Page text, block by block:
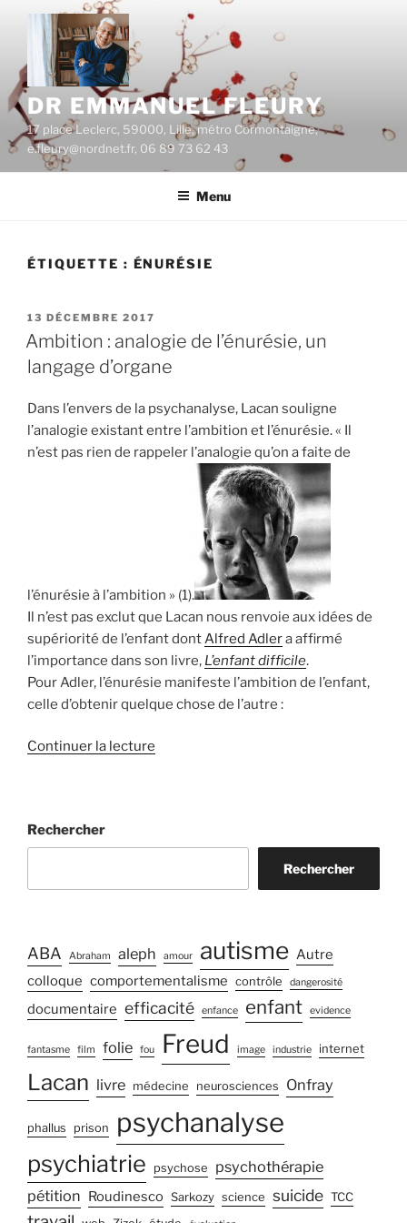
Aller
contenu
principal
DR EMMANUEL FLEURY
17 place Leclerc, 59000, Lille, métro Cormontaigne,
e.fleury@nordnet.fr, 06 89 73 62 43
Menu
ÉTIQUETTE : ÉNURÉSIE
PUBLIÉ
LE
13 DÉCEMBRE 2017
Ambition : analogie de l’énurésie, un
langage d’organe
Dans l’envers de la psychanalyse, Lacan souligne
l’analogie existant entre l’ambition et l’énurésie. « Il
n’est pas rien de rappeler l’analogie qu’on a faite de
l’énurésie à l’ambition » (1).
Il n’est pas exclut que Lacan nous renvoie aux idées de
supériorité de l’enfant dontAlfred Adlera affirmé
l’importance dans son livre, L’enfant difficile.
Pour Adler, l’énurésie manifeste l’ambition de l’enfant,
celle d’obtenir quelque chose de l’autre :
Continuer la lecture
Rechercher
Rechercher
ABA Abraham aleph amour autisme Autre
colloque comportementalisme contrôle dangerosité
documentaire efficacité enfance enfant evidence
fantasme film folie fou Freud image industrie internet
Lacan livre médecine neurosciences Onfray
phallus prison psychanalyse
psychiatrie psychose
psychothérapie
pétition Roudinesco Sarkozy science suicide TCC